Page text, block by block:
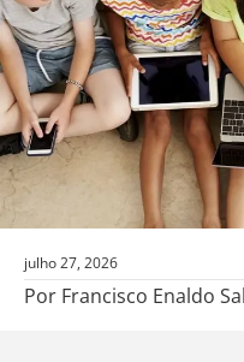
julho 27, 2026
Por Francisco Enaldo